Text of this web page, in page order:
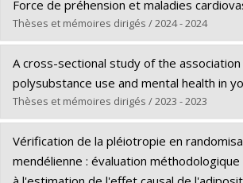
Cycle : Maîtrise
Diplôme obtenu :M. Sc.
Lien vers le document dans Papyrus
Force de préhension et maladies
Thèses et mémoires dirigés / 2024 - 2024
Diplômé(e) :Mendo, Christian Wilfried
Cycle :Doctorat
Diplôme obtenu :Ph. D.
Lien vers le document dans Papyrus
A cross-sectional study of the
polysubstance use and mental health in
Thèses et mémoires dirigés / 2023 - 2023
Diplômé(e) :Chopra, Rajit
Cycle :Maîtrise
Diplôme obtenu :M. Sc.
Vérification de la pléiotropie en
mendélienne : évaluation